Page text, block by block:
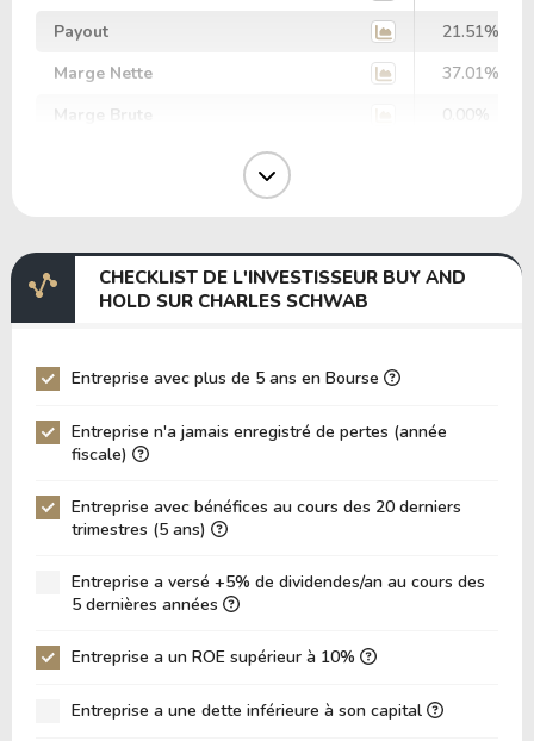
Payout
21.51%
Marge Nette
37.01%
Marge Brute
0.00%
EV/EBITDA
0.00
EV/EBIT
P/EBITDA
P/Actif Total
VPA (Valeur Comptable par Action)
LPA (Bénéfice par Action)
Rotation des Actifs
0.01
ROE
ROIC (RETOUR SUR CAPITAL INVESTI)
ROA (Retour sur Actifs)
CHECKLIST DE L'INVESTISSEUR BUY AND
HOLD SUR CHARLES SCHWAB
Entreprise avec plus de 5 ans en Bourse
Entreprise n'a jamais enregistré de pertes (année
fiscale)
Entreprise avec bénéfices au cours des 20 derniers
trimestres (5 ans)
Entreprise a versé +5% de dividendes/an au cours des
5 dernières années
Entreprise a un ROE supérieur à 10%
Entreprise a une dette inférieure à son capital